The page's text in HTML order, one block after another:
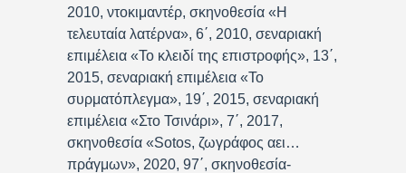
2010, ντοκιμαντέρ, σκηνοθεσία «Η
τελευταία λατέρνα», 6΄, 2010, σεναριακή
επιμέλεια «Το κλειδί της επιστροφής», 13΄,
2015, σεναριακή επιμέλεια «Το
συρματόπλεγμα», 19΄, 2015, σεναριακή
επιμέλεια «Στο Τσινάρι», 7΄, 2017,
σκηνοθεσία «Sotos, ζωγράφος αει…
πράγμων», 2020, 97΄, σκηνοθεσία-